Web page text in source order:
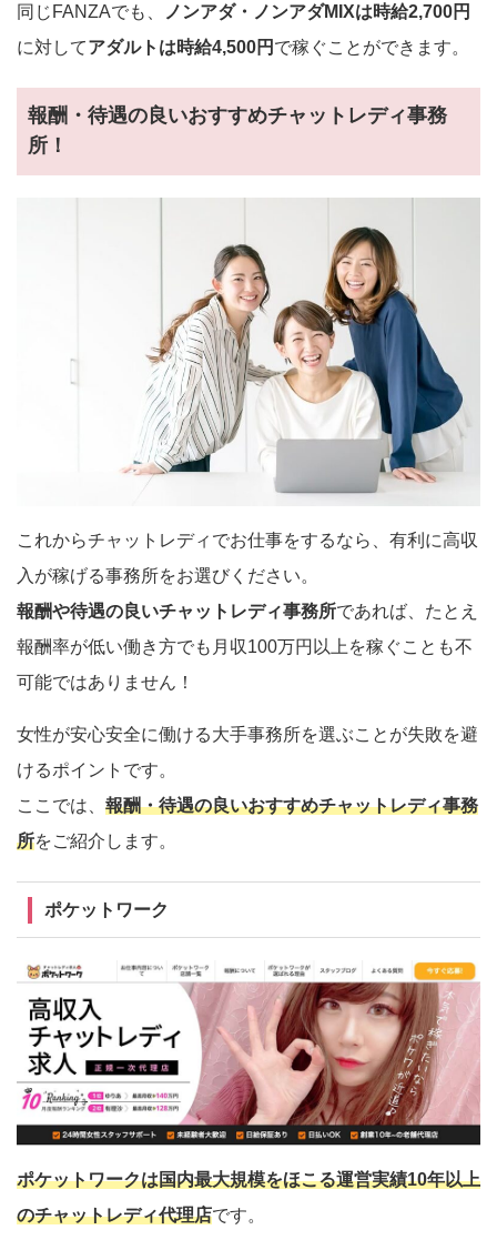
同じFANZAでも、
ノンアダ・ノンアダMIXは時給2,700円
に対してアダルトは時給4,500円 で稼ぐことができます。
報酬・待遇の良いおすすめチャットレディ事務
所！
これからチャットレディでお仕事をするなら、有利に高収
入が稼げる事務所をお選びください。
報酬や待遇の良いチャットレディ事務所であれば、たとえ
報酬率が低い働き方でも月収100万円以上を稼ぐことも不
可能ではありません！
女性が安心安全に働ける大手事務所を選ぶことが失敗を避
けるポイントです。
ここでは、 報酬・待遇の良いおすすめチャットレディ事務
所をご紹介します。
ポケットワーク
ポケットワークは国内最大規模をほこる運営実績10年以上
のチャットレディ代理店です。